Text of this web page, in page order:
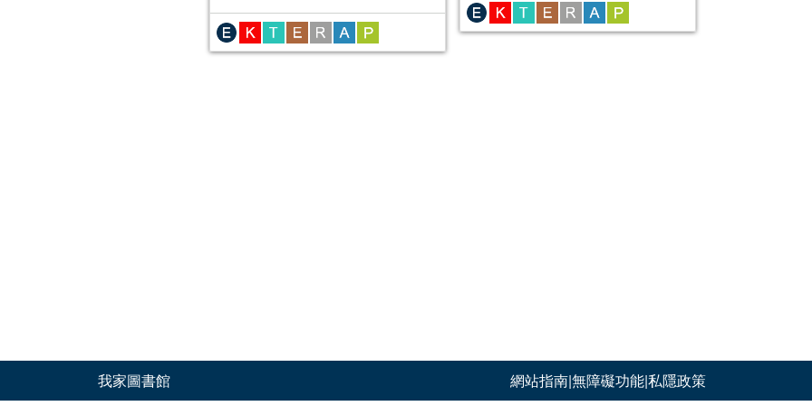
我家圖書館 網站指南|無障礙功能|私隱政策